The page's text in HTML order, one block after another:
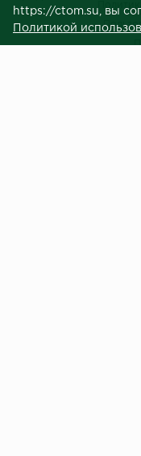
https://ctom.su, вы
Политикой